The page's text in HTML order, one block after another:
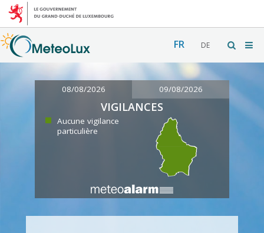
FR DE
08/08/2026 09/08/2026
VIGILANCES
Aucune vigilance
particulière